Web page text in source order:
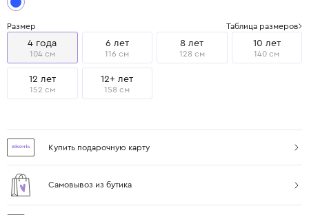
Размер Таблица размеров
4 года
104 см
6 лет
116 см
8 лет
128 см
10 лет
140 см
12 лет
152 см
12+ лет
158 см
Купить подарочную карту
Самовывоз из бутика